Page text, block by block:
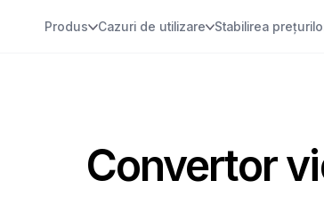
Produs Cazuri de utilizare Stabilirea
Convertor